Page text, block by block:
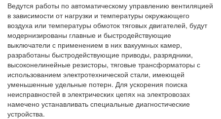
Ведутся работы по автоматическому управлению вентиляцией
в зависимости от нагрузки и температуры окружающего
воздуха или температуры обмоток тяговых двигателей, будут
модернизированы главные и быстродействующие
выключатели с применением в них вакуумных камер,
разработаны быстродействующие приводы, разрядники,
высоконелинейные резисторы, тяговые трансформаторы с
использованием электротехнической стали, имеющей
уменьшенные удельные потерн. Для ускорения поиска
неисправностей в электрических цепях на электровозах
намечено устанавливать специальные диагностические
устройства.